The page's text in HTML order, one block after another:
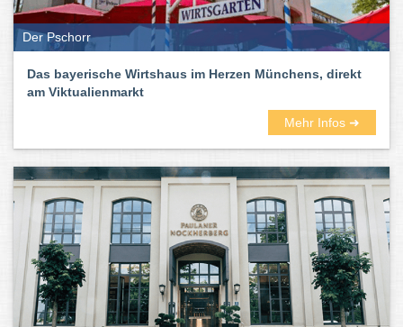
Der Pschorr
Das bayerische Wirtshaus im Herzen Münchens, direkt
am Viktualienmarkt
Mehr Infos ➜